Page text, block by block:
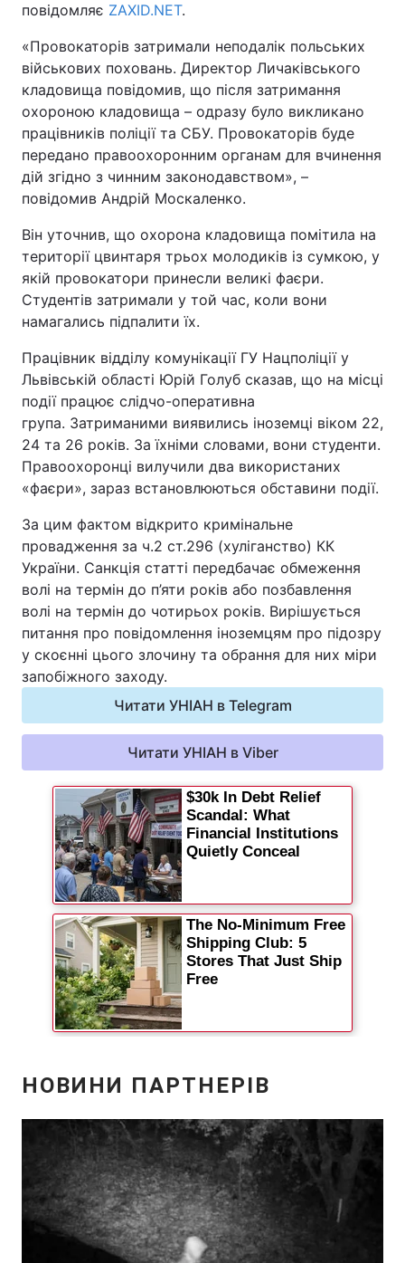
Спорт
Техно і зв'язок Лайт
Зброя Інциденти
Здоров'я Туризм
Цікавинки Погода
Відео з Youtube Статті
Інтерв'ю Думки
Контакти
ПОСЛУГИ
Моніторинг Пресцентр
повідомляє ZAXID.NET.
«Провокаторів затримали неподалік польських
військових поховань. Директор Личаківського
кладовища повідомив, що після затримання
охороною кладовища – одразу було викликано
працівників поліції та СБУ. Провокаторів буде
передано правоохоронним органам для вчинення
дій згідно з чинним законодавством», –
повідомив Андрій Москаленко.
Він уточнив, що охорона кладовища помітила на
території цвинтаря трьох молодиків із сумкою, у
якій провокатори принесли великі фаєри.
Студентів затримали у той час, коли вони
намагались підпалити їх.
Працівник відділу комунікації ГУ Нацполіції у
Львівській області Юрій Голуб сказав, що на місці
події працює слідчо-оперативна
група. Затриманими виявились іноземці віком 22,
24 та 26 років. За їхніми словами, вони студенти.
Правоохоронці вилучили два використаних
«фаєри», зараз встановлюються обставини події.
За цим фактом відкрито кримінальне
провадження за ч.2 ст.296 (хуліганство) КК
України. Санкція статті передбачає обмеження
волі на термін до п’яти років або позбавлення
волі на термін до чотирьох років. Вирішується
питання про повідомлення іноземцям про підозру
у скоєнні цього злочину та обрання для них міри
запобіжного заходу.
Читати УНІАН в Telegram
Читати УНІАН в Viber